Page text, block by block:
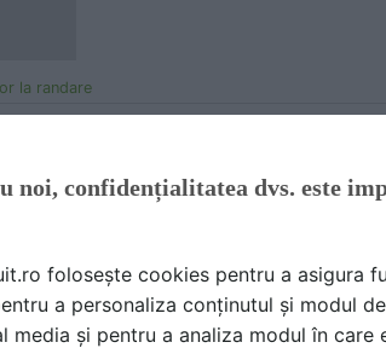
la randare
in reprezentarile de randare
care alegem sa simulam randarea, la o
culorile solicitate de proiect:
noi, confidențialitatea dvs. este
folosește cookies pentru a asigura
a personaliza conținutul și modul
media și pentru a analiza modul în care